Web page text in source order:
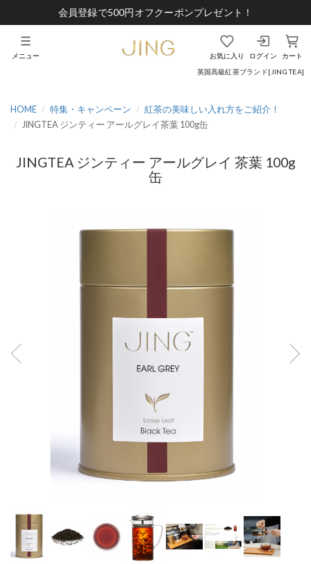
会員登録で500円オフクーポンプレゼント！
英国高級紅茶ブランド[JING TEA]
お気に入り ログイン カート
メニュー
HOME 特集・キャンペーン
紅茶の美味しい入れ方をご紹介！
JINGTEA ジンティー アールグレイ茶葉 100g缶
JINGTEA ジンティー アールグレイ 茶葉 100g
缶